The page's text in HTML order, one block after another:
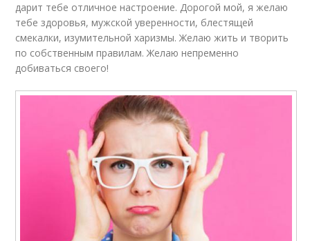
дарит тебе отличное настроение. Дорогой мой, я желаю
тебе здоровья, мужской уверенности, блестящей
смекалки, изумительной харизмы. Желаю жить и творить
по собственным правилам. Желаю непременно
добиваться своего!